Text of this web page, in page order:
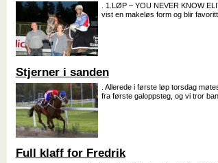
. 1.LØP – YOU NEVER KNOW
vist en makeløs form og blir
Stjerner i sanden
. Allerede i første løp torsdag
fra første galoppsteg, og vi tror
Full klaff for Fredrik